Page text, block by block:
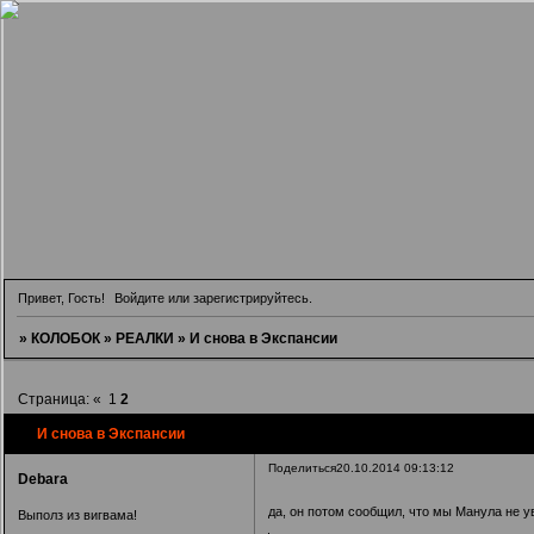
Привет, Гость! Войдите илизарегистрируйтесь
» КОЛОБОК » РЕАЛКИ » И снова в Экспансии
И снова в Экспансии
Страница: « 1 2
Поделиться20.10.2014 09:13:12
Debara
Выполз из вигвама!
да, он потом сообщил, что мы Манула не